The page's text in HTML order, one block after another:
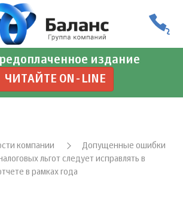
издание
ЧИТАЙТЕ ON-LINE
компании
Допущенные ошибки
льгот следует исправлять в
в рамках года